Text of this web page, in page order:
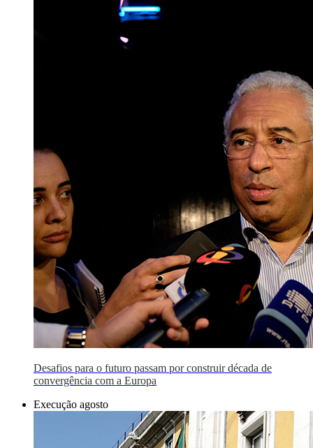
Desafios para o futuro passam por construir década de
convergência com a Europa
Execução agosto